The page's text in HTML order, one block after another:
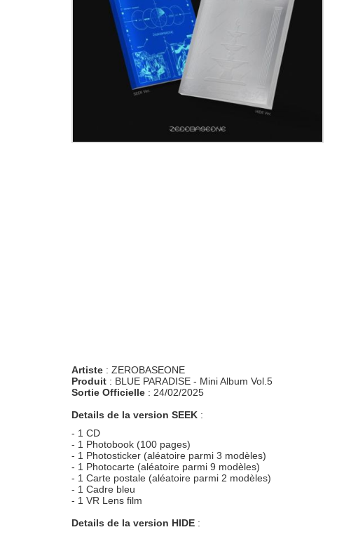
Artiste : ZEROBASEONE
Produit : BLUE PARADISE - Mini Album Vol.5
Sortie Officielle : 24/02/2025
Details de la version SEEK :
- 1 CD
- 1 Photobook (100 pages)
- 1 Photosticker (aléatoire parmi 3 modèles)
- 1 Photocarte (aléatoire parmi 9 modèles)
- 1 Carte postale (aléatoire parmi 2 modèles)
- 1 Cadre bleu
- 1 VR Lens film
Details de la version HIDE :